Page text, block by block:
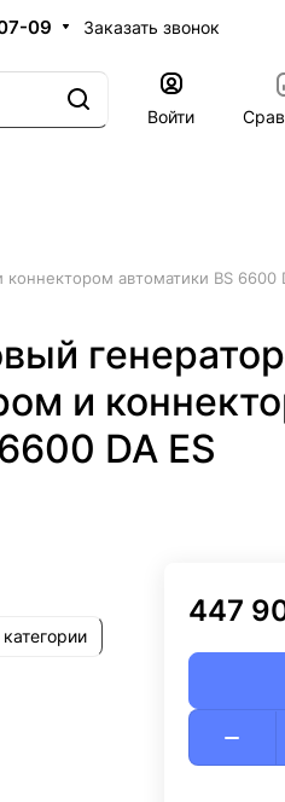
09 Заказать звонок
Войти
автоматики BS 6600
и
DA ES
447